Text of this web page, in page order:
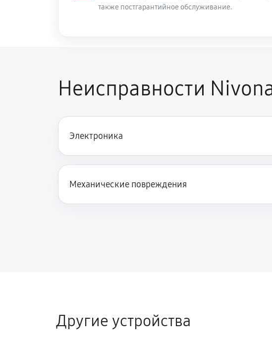
также постгарантийное обслуживание.
Неисправности
Электроника
Механические повреждения
Другие устройства